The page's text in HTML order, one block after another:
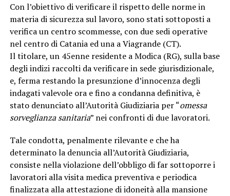
Con l’obiettivo di verificare il rispetto delle norme in
materia di sicurezza sul lavoro, sono stati sottoposti a
verifica un centro scommesse, con due sedi operative
nel centro di Catania ed una a Viagrande (CT).
Il titolare, un 45enne residente a Modica (RG), sulla base
degli indizi raccolti da verificare in sede giurisdizionale,
e, ferma restando la presunzione d’innocenza degli
indagati valevole ora e fino a condanna definitiva, è
stato denunciato all’Autorità Giudiziaria per “omessa
sorveglianza sanitaria” nei confronti di due lavoratori.
Tale condotta, penalmente rilevante e che ha
determinato la denuncia all’Autorità Giudiziaria,
consiste nella violazione dell’obbligo di far sottoporre i
lavoratori alla visita medica preventiva e periodica
finalizzata alla attestazione di idoneità alla mansione